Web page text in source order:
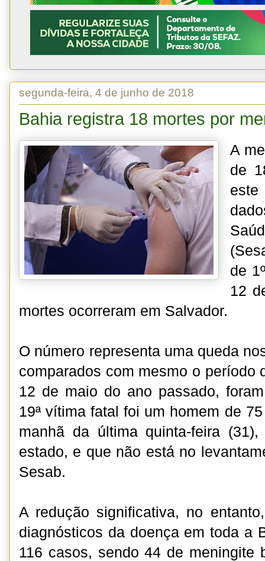
segunda-feira, 4 de junho de 2018
Bahia registra 18 mortes por
A
de
este
de
12
mortes ocorreram em Salvador.
O número representa uma queda
comparados com mesmo o período
12 de maio do ano passado,
19ª vítima fatal foi um homem de
manhã da última quinta-feira
estado, e que não está no
Sesab.
A redução significativa, no
diagnósticos da doença em toda a
116 casos, sendo 44 de meningite